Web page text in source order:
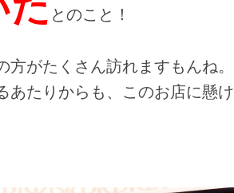
とのこと！
がたくさん訪れますもんね。
あたりからも、このお店に懸け